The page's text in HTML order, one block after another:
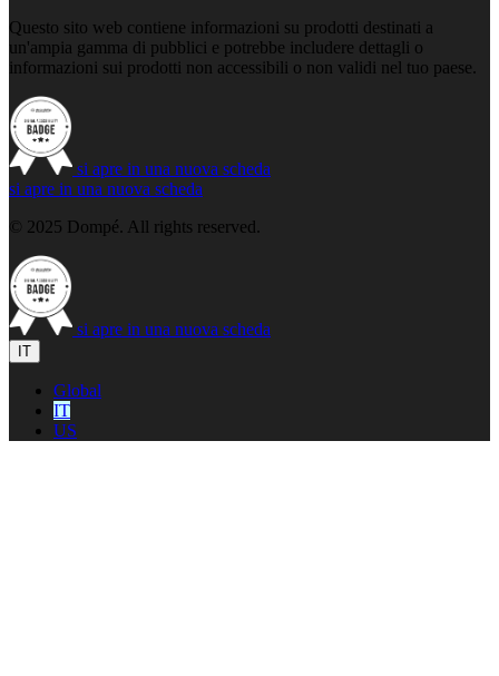
Questo sito web contiene informazioni su prodotti destinati a
un'ampia gamma di pubblici e potrebbe includere dettagli o
informazioni sui prodotti non accessibili o non validi nel tuo paese.
si apre in una nuova scheda
si apre in una nuova scheda
© 2025 Dompé. All rights reserved.
si apre in una nuova scheda
IT
Global
IT
US